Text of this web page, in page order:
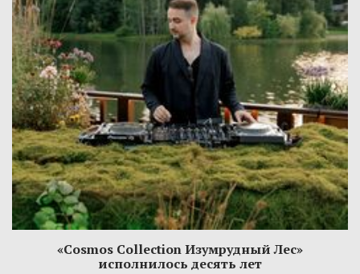
«Cosmos Collection Изумрудный Лес»
исполнилось десять лет